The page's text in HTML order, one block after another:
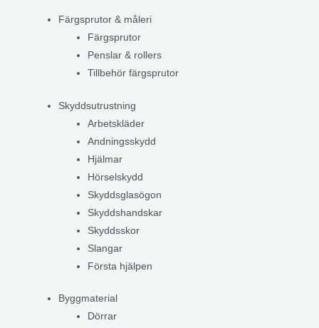
Färgsprutor & måleri
Färgsprutor
Penslar & rollers
Tillbehör färgsprutor
Skyddsutrustning
Arbetskläder
Andningsskydd
Hjälmar
Hörselskydd
Skyddsglasögon
Skyddshandskar
Skyddsskor
Slangar
Första hjälpen
Byggmaterial
Dörrar